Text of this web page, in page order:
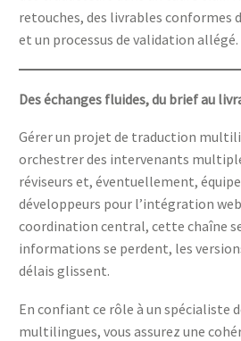
retouches, des livrables conformes
et un processus de validation allégé.
Des échanges fluides, du brief au
Gérer un projet de traduction
orchestrer des intervenants
réviseurs et, éventuellement,
développeurs pour l’intégration
coordination central, cette chaîne
informations se perdent, les
délais glissent.
En confiant ce rôle à un spécialiste
multilingues, vous assurez une